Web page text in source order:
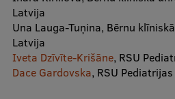
About Us
Latvija
Una Lauga-Tuņina, Bērnu
Latvija
Iveta Dzīvīte-Krišāne, RSU
Dace Gardovska, RSU